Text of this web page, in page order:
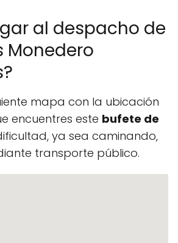
al despacho de
mapa con la ubicación
encuentres este bufete de
ya sea caminando,
transporte público.